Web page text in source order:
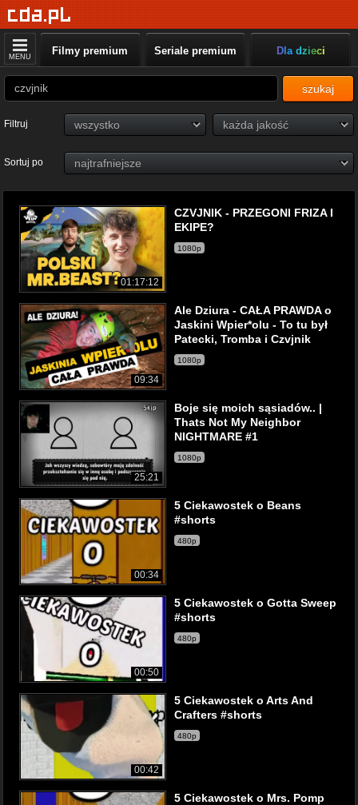
MENU Filmy premium Seriale premium Dla dzieci
szukaj
Filtruj
Sortuj po
01:17:12
CZVJNIK - PRZEGONI FRIZA I
EKIPE?
1080p
09:34
Ale Dziura - CAŁA PRAWDA o
Jaskini Wpier*olu - To tu był
Patecki, Tromba i Czvjnik
1080p
25:21
Boje się moich sąsiadów.. |
Thats Not My Neighbor
NIGHTMARE #1
1080p
00:34
5 Ciekawostek o Beans
#shorts
480p
00:50
5 Ciekawostek o Gotta Sweep
#shorts
480p
00:42
5 Ciekawostek o Arts And
Crafters #shorts
480p
5 Ciekawostek o Mrs. Pomp